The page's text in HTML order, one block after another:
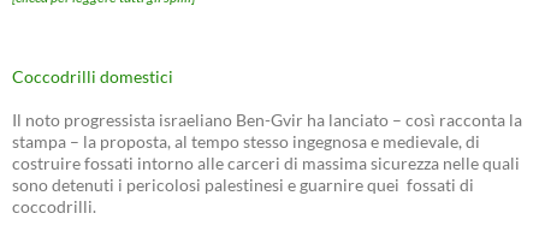
Coccodrilli domestici
Il noto progressista israeliano Ben-Gvir ha lanciato – così racconta la
stampa – la proposta, al tempo stesso ingegnosa e medievale, di
costruire fossati intorno alle carceri di massima sicurezza nelle quali
sono detenuti i pericolosi palestinesi e guarnire quei fossati di
coccodrilli.